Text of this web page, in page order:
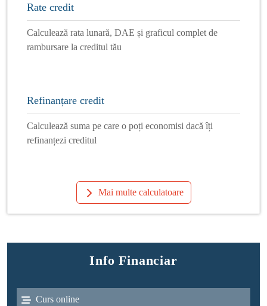
Rate credit
Calculează rata lunară, DAE și graficul complet de
rambursare la creditul tău
Refinanțare credit
Calculează suma pe care o poți economisi dacă îți
refinanțezi creditul
Mai multe calculatoare
Info Financiar
Curs online